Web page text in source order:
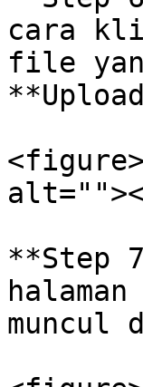
cara
file
**Step
muncul